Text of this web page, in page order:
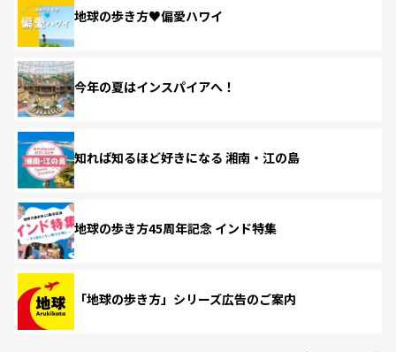
地球の歩き方♥偏愛ハワイ
今年の夏はインスパイアへ！
知れば知るほど好きになる 湘南・江の島
地球の歩き方45周年記念 インド特集
「地球の歩き方」シリーズ広告のご案内